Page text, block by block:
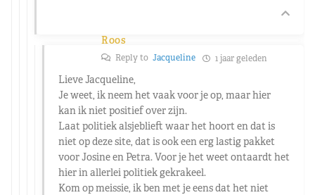
Roos
Reply to Jacqueline 1 jaar geleden
Lieve Jacqueline,
Je weet, ik neem het vaak voor je op, maar hier
kan ik niet positief over zijn.
Laat politiek alsjeblieft waar het hoort en dat is
niet op deze site, dat is ook een erg lastig pakket
voor Josine en Petra. Voor je het weet ontaardt het
hier in allerlei politiek gekrakeel.
Kom op meissie, ik ben met je eens dat het niet